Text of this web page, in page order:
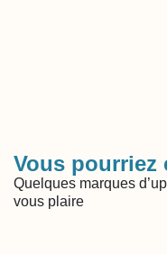
Vous pourriez
Quelques marques
vous plaire